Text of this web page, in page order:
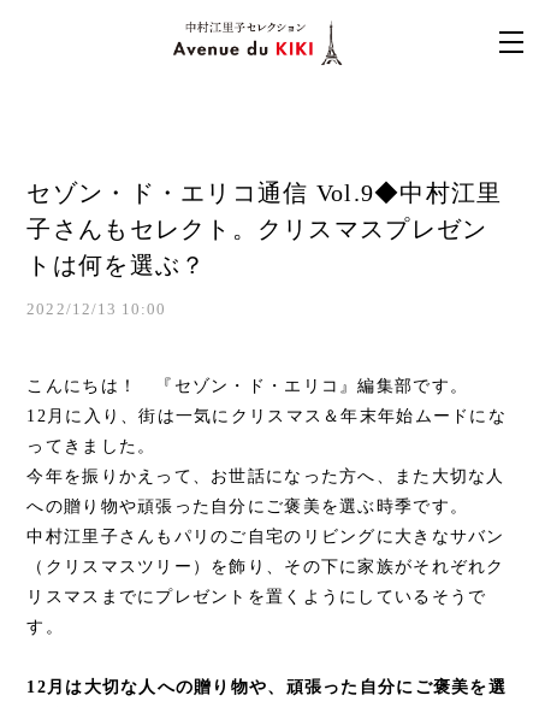
セゾン・ド・エリコ通信 Vol.9◆中村江里
子さんもセレクト。クリスマスプレゼン
トは何を選ぶ？
2022/12/13 10:00
こんにちは！ 『セゾン・ド・エリコ』編集部です。
12月に入り、街は一気にクリスマス＆年末年始ムードにな
ってきました。
今年を振りかえって、お世話になった方へ、また大切な人
への贈り物や頑張った自分にご褒美を選ぶ時季です。
中村江里子さんもパリのご自宅のリビングに大きなサバン
（クリスマスツリー）を飾り、その下に家族がそれぞれク
リスマスまでにプレゼントを置くようにしているそうで
す。
12月は大切な人への贈り物や、頑張った自分にご褒美を選